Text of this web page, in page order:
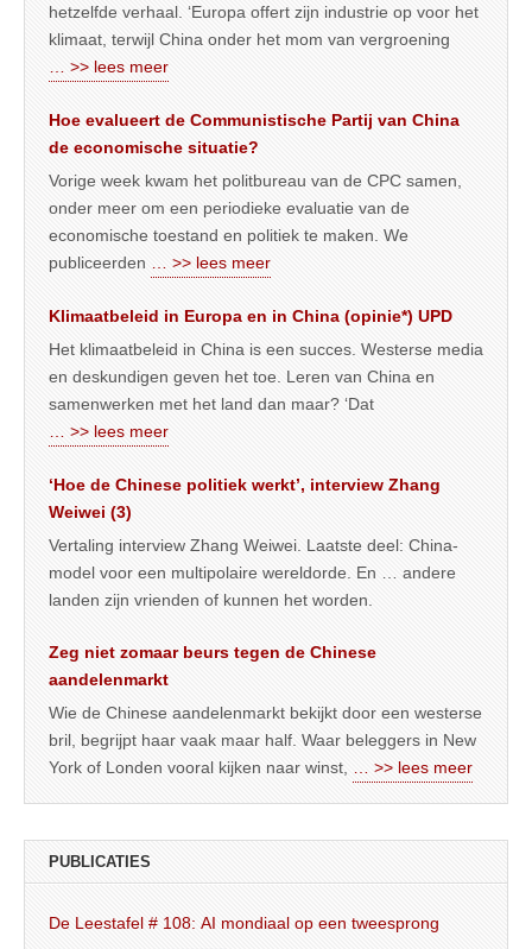
hetzelfde verhaal. ‘Europa offert zijn industrie op voor het
klimaat, terwijl China onder het mom van vergroening
… >> lees meer
Hoe evalueert de Communistische Partij van China
de economische situatie?
Vorige week kwam het politbureau van de CPC samen,
onder meer om een periodieke evaluatie van de
economische toestand en politiek te maken. We
publiceerden
… >> lees meer
Klimaatbeleid in Europa en in China (opinie*) UPD
Het klimaatbeleid in China is een succes. Westerse media
en deskundigen geven het toe. Leren van China en
samenwerken met het land dan maar? ‘Dat
… >> lees meer
‘Hoe de Chinese politiek werkt’, interview Zhang
Weiwei (3)
Vertaling interview Zhang Weiwei. Laatste deel: China-
model voor een multipolaire wereldorde. En … andere
landen zijn vrienden of kunnen het worden.
Zeg niet zomaar beurs tegen de Chinese
aandelenmarkt
Wie de Chinese aandelenmarkt bekijkt door een westerse
bril, begrijpt haar vaak maar half. Waar beleggers in New
York of Londen vooral kijken naar winst,
… >> lees meer
PUBLICATIES
De Leestafel # 108: AI mondiaal op een tweesprong